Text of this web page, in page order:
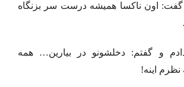
گفت: اون ناکسا همیشه درست سر بزنگاه
و گفتم: دخلشونو در بیارین… همه
اینه!